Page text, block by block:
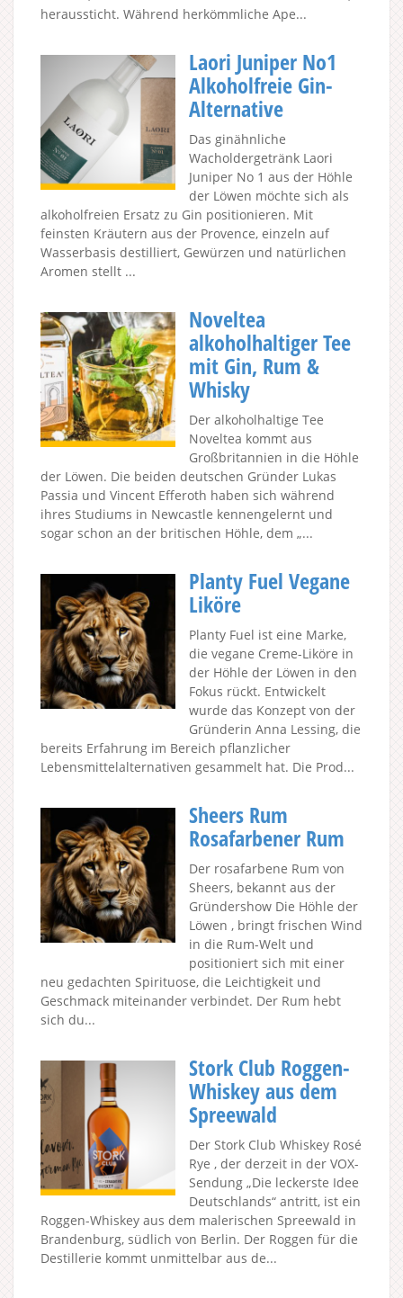
heraussticht. Während herkömmliche Ape...
Laori Juniper No1
Alkoholfreie Gin-
Alternative
Das ginähnliche
Wacholdergetränk Laori
Juniper No 1 aus der Höhle
der Löwen möchte sich als
alkoholfreien Ersatz zu Gin positionieren. Mit
feinsten Kräutern aus der Provence, einzeln auf
Wasserbasis destilliert, Gewürzen und natürlichen
Aromen stellt ...
Noveltea
alkoholhaltiger Tee
mit Gin, Rum &
Whisky
Der alkoholhaltige Tee
Noveltea kommt aus
Großbritannien in die Höhle
der Löwen. Die beiden deutschen Gründer Lukas
Passia und Vincent Efferoth haben sich während
ihres Studiums in Newcastle kennengelernt und
sogar schon an der britischen Höhle, dem „...
Planty Fuel Vegane
Liköre
Planty Fuel ist eine Marke,
die vegane Creme-Liköre in
der Höhle der Löwen in den
Fokus rückt. Entwickelt
wurde das Konzept von der
Gründerin Anna Lessing, die
bereits Erfahrung im Bereich pflanzlicher
Lebensmittelalternativen gesammelt hat. Die Prod...
Sheers Rum
Rosafarbener Rum
Der rosafarbene Rum von
Sheers, bekannt aus der
Gründershow Die Höhle der
Löwen , bringt frischen Wind
in die Rum-Welt und
positioniert sich mit einer
neu gedachten Spirituose, die Leichtigkeit und
Geschmack miteinander verbindet. Der Rum hebt
sich du...
Stork Club Roggen-
Whiskey aus dem
Spreewald
Der Stork Club Whiskey Rosé
Rye , der derzeit in der VOX-
Sendung „Die leckerste Idee
Deutschlands“ antritt, ist ein
Roggen-Whiskey aus dem malerischen Spreewald in
Brandenburg, südlich von Berlin. Der Roggen für die
Destillerie kommt unmittelbar aus de...